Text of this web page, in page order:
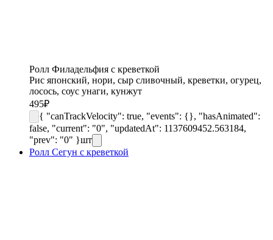
Ролл Филадельфия с креветкой
Рис японский, нори, сыр cливочный, креветки, огурец,
лосось, соус унаги, кунжут
495₽
{ "canTrackVelocity": true, "events": {}, "hasAnimated":
false, "current": "0", "updatedAt": 1137609452.563184,
"prev": "0" }шт
Ролл Сегун с креветкой